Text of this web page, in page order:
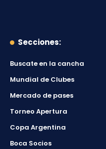
Secciones:
Buscate en la cancha
Mundial de Clubes
Mercado de pases
Torneo Apertura
Copa Argentina
Boca Socios